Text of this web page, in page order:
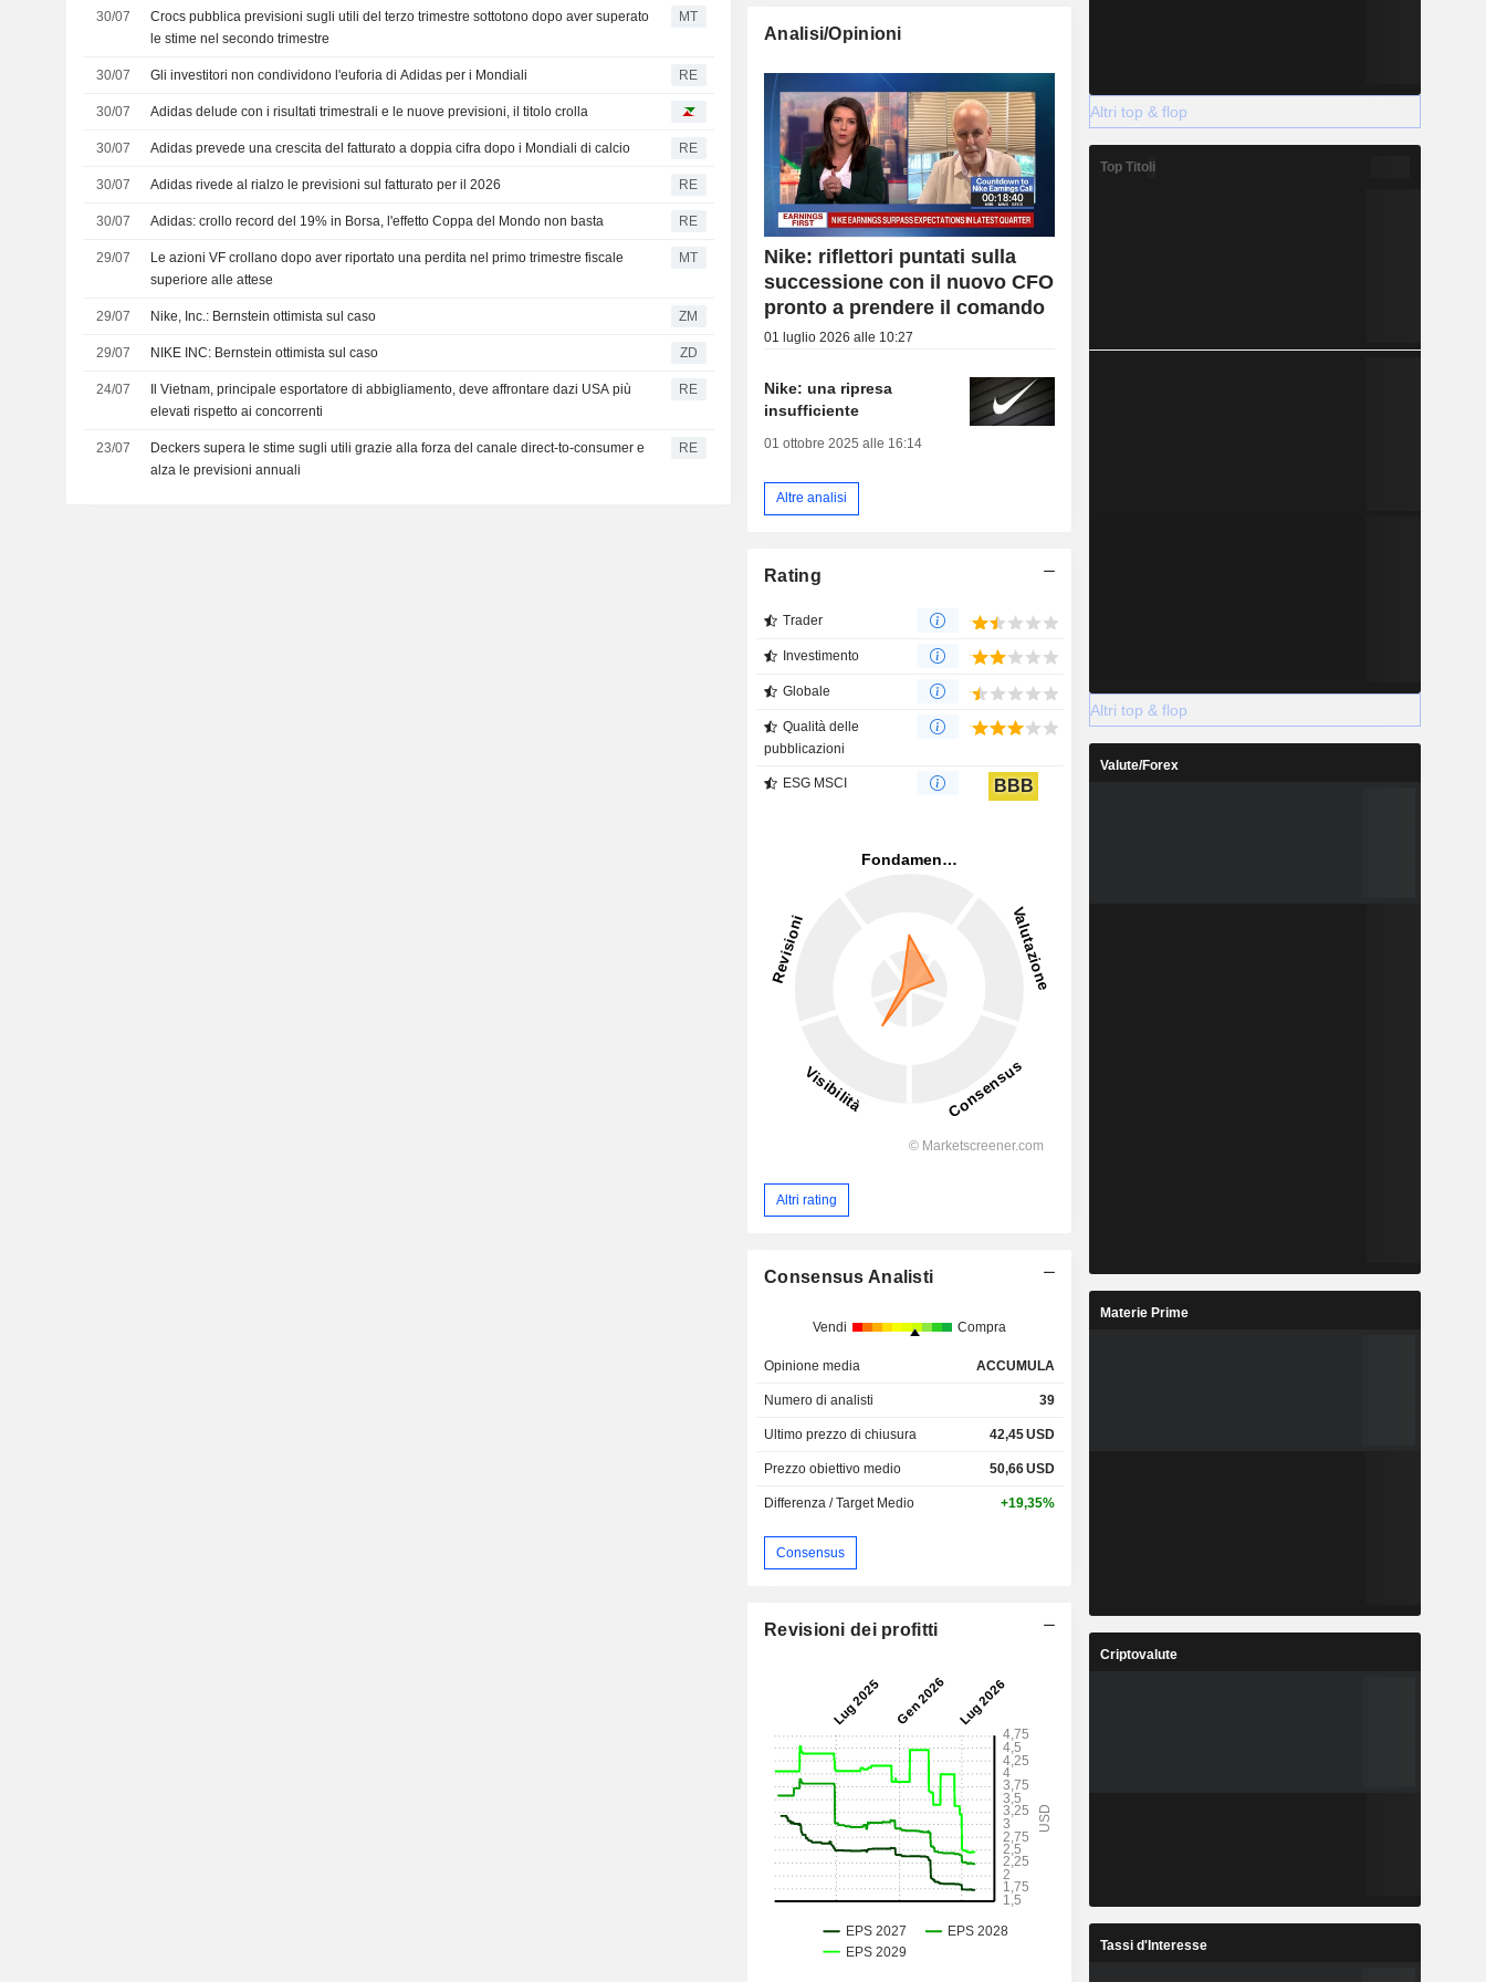
30/07
Crocs pubblica previsioni sugli utili del terzo trimestre sottotono dopo aver superato
le stime nel secondo trimestre
MT
30/07 Gli investitori non condividono l'euforia di Adidas per i Mondiali RE
30/07 Adidas delude con i risultati trimestrali e le nuove previsioni, il titolo crolla
30/07 Adidas prevede una crescita del fatturato a doppia cifra dopo i Mondiali di calcio RE
30/07 Adidas rivede al rialzo le previsioni sul fatturato per il 2026 RE
30/07 Adidas: crollo record del 19% in Borsa, l'effetto Coppa del Mondo non basta RE
29/07
Le azioni VF crollano dopo aver riportato una perdita nel primo trimestre fiscale
superiore alle attese
MT
29/07 Nike, Inc.: Bernstein ottimista sul caso ZM
29/07 NIKE INC: Bernstein ottimista sul caso ZD
24/07
Il Vietnam, principale esportatore di abbigliamento, deve affrontare dazi USA più
elevati rispetto ai concorrenti
RE
23/07
Deckers supera le stime sugli utili grazie alla forza del canale direct-to-consumer e
alza le previsioni annuali
RE
Analisi/Opinioni
Nike: riflettori puntati sulla
successione con il nuovo CFO
pronto a prendere il comando
01 luglio 2026 alle 10:27
Nike: una ripresa
insufficiente
01 ottobre 2025 alle 16:14
Altre analisi
Rating
Trader
Investimento
Globale
Qualità delle
pubblicazioni
ESG MSCI BBB
Altri rating
Consensus Analisti
Vendi Compra
Opinione media ACCUMULA
Numero di analisti 39
Ultimo prezzo di chiusura 42,45USD
Prezzo obiettivo medio 50,66USD
Differenza / Target Medio +19,35%
Consensus
Revisioni dei profitti
Altri top & flop
Top Titoli
Altri top & flop
Valute/Forex
Materie Prime
Criptovalute
Tassi d'Interesse